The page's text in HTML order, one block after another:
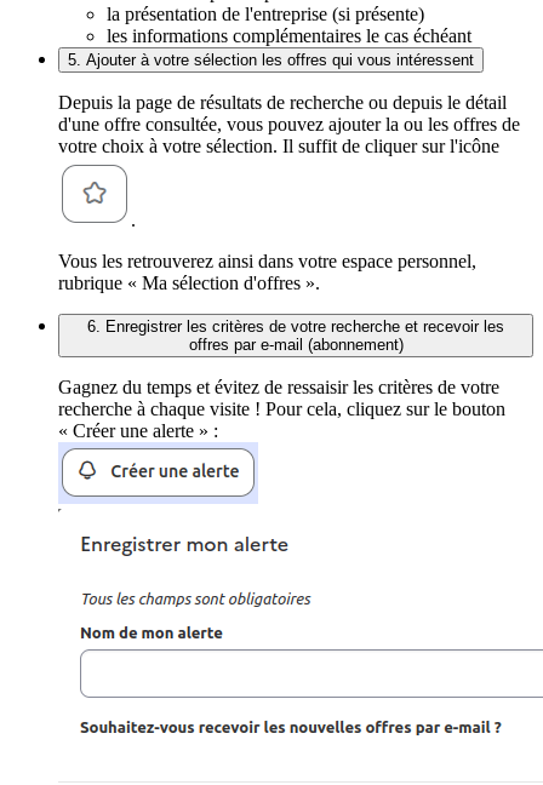
la présentation de l'entreprise (si présente)
les informations complémentaires le cas échéant
5. Ajouter à votre sélection les offres qui vous intéressent
Depuis la page de résultats de recherche ou depuis le détail
d'une offre consultée, vous pouvez ajouter la ou les offres de
votre choix à votre sélection. Il suffit de cliquer sur l'icône
.
Vous les retrouverez ainsi dans votre espace personnel,
rubrique « Ma sélection d'offres ».
6. Enregistrer les critères de votre recherche et recevoir les
offres par e-mail (abonnement)
Gagnez du temps et évitez de ressaisir les critères de votre
recherche à chaque visite ! Pour cela, cliquez sur le bouton
« Créer une alerte » :